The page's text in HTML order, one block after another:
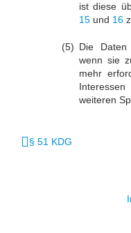
ist diese
15 und 16
Die
wenn sie
mehr
weiteren
§ 51 KDG